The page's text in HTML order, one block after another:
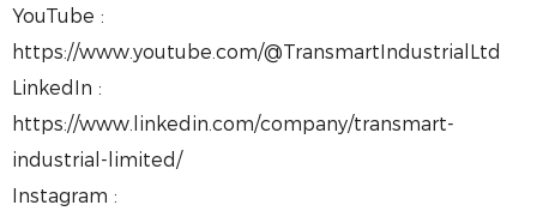
YouTube :
https://www.youtube.com/@TransmartIndustrialLtd
LinkedIn :
https://www.linkedin.com/company/transmart-
industrial-limited/
Instagram :